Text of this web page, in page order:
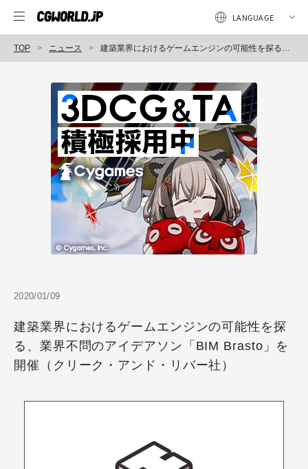
TOP ニュース 建築業界におけるゲームエンジンの可能性を探る、業界不問のアイデアソン「BIM Brasto」を開催（クリーク・アンド・リバー社）
2020/01/09
建築業界におけるゲームエンジンの可能性を探
る、業界不問のアイデアソン「BIM Brasto」を
開催（クリーク・アンド・リバー社）